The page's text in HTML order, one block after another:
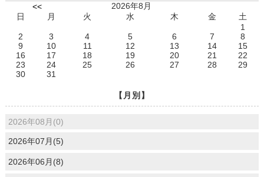
<<
2026年8月
日
月 火 水 木 金
土
1
2
3 4 5 6 7
8
9
10 11 12 13 14
15
16
17 18 19 20 21
22
23
24 25 26 27 28
29
30
31
【月別】
2026年08月(0)
2026年07月(5)
2026年06月(8)